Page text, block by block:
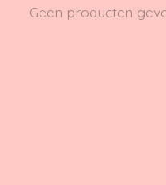
Geen producten